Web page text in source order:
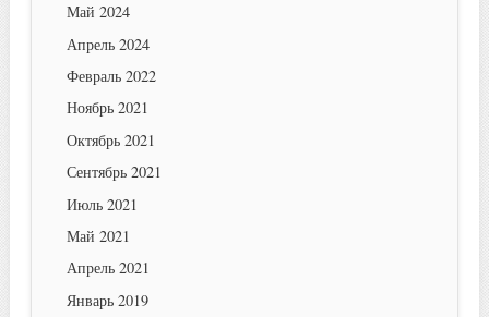
Май 2024
Апрель 2024
Февраль 2022
Ноябрь 2021
Октябрь 2021
Сентябрь 2021
Июль 2021
Май 2021
Апрель 2021
Январь 2019